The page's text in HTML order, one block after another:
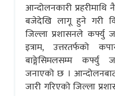
आन्दोलनकारी
बजेदेखि लागू हुने गरी
जिल्ला प्रशासनले कर्फ्यु
इत्राम, उत्तरतर्फको
बाङ्गेसिमलसम्म कर्फ्यु
जनाएको छ ।
जारी गरिएको जिल्ला